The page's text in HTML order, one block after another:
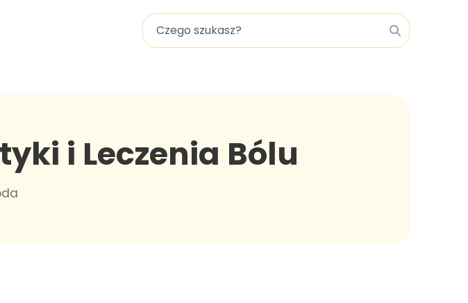
i Leczenia Bólu